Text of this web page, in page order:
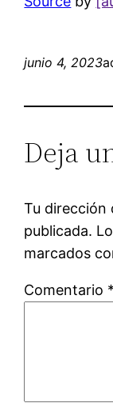
junio 4, 2023
Deja
Tu dirección
publicada.
marcados
Comentario *